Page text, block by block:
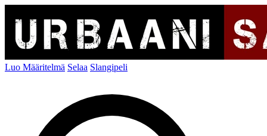
Luo Määritelmä Selaa Slangipeli